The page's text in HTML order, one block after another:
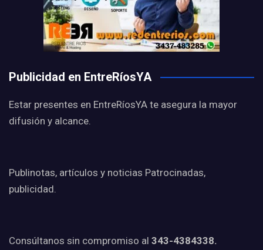
Publicidad en EntreRíosYA
Estar presentes en EntreRíosYA te asegura la mayor
difusión y alcance.
Publinotas, artículos y noticias Patrocinadas,
publicidad.
Consúltanos sin compromiso al 343-4384338.